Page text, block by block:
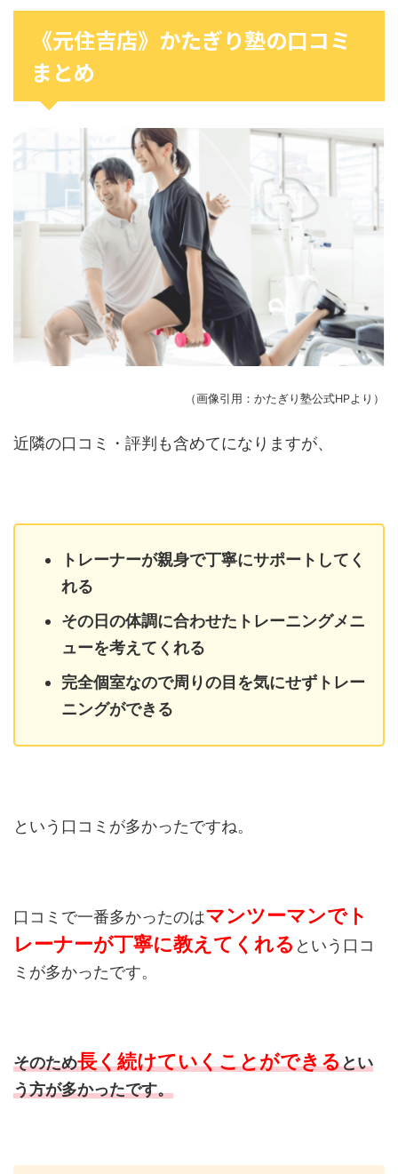
《元住吉店》かたぎり塾の口コミ
まとめ
（画像引用：かたぎり塾公式HPより）
近隣の口コミ・評判も含めてになりますが、
トレーナーが親身で丁寧にサポートしてく
れる
その日の体調に合わせたトレーニングメニ
ューを考えてくれる
完全個室なので周りの目を気にせずトレー
ニングができる
という口コミが多かったですね。
口コミで一番多かったのはマンツーマンでト
レーナーが丁寧に教えてくれる という口コ
ミが多かったです。
そのため長く続けていくことができるとい
う方が多かったです。